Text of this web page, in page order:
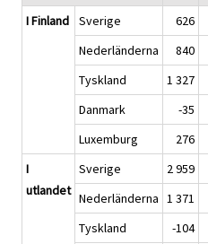
I Finland
Sverige 626
Nederländerna
840
Tyskland
1 327
Danmark
-35
Luxemburg
276
I
utlandet
Sverige 2 959
Nederländerna 1 371
Tyskland
-104